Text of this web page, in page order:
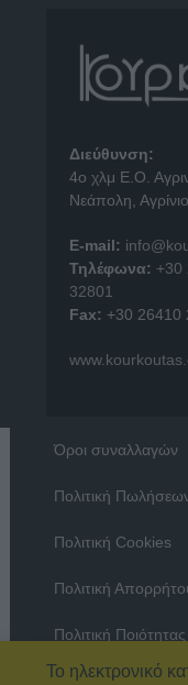
Διεύθυνση:
4o χλμ Ε.Ο.
Νεάπολη,
E-mail:
Τηλέφωνα: +30
32801
Fax: +30 26410
Όροι συναλλαγών
Πολιτική
Πολιτική Cookies
Πολιτική
Πολιτική Ποιότητας
Όροι χρήσης
Το ηλεκτρονικό